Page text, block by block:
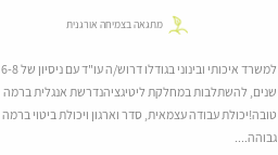
מתגאה בצמיחה אורגנית
למשרד איכותי ובינוני בגודלו דרוש/ה עו"ד עם ניסיון של 6-8
שנים, להשתלבות במחלקת ליטיגציהנדרשת אנגלית ברמה
טובה!יכולת עבודה עצמאית, סדר וארגון ויכולת ביטוי ברמה
גבוהה....